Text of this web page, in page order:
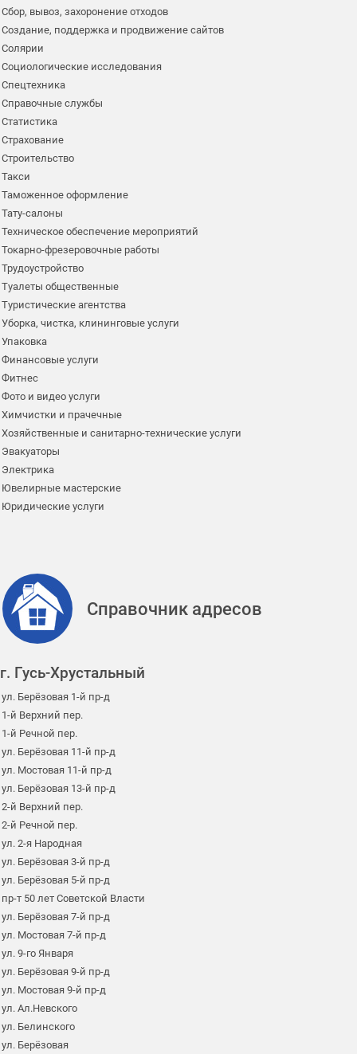
Сбор, вывоз, захоронение отходов
Создание, поддержка и продвижение сайтов
Солярии
Социологические исследования
Спецтехника
Справочные службы
Статистика
Страхование
Строительство
Такси
Таможенное оформление
Тату-салоны
Техническое обеспечение мероприятий
Токарно-фрезеровочные работы
Трудоустройство
Туалеты общественные
Туристические агентства
Уборка, чистка, клининговые услуги
Упаковка
Финансовые услуги
Фитнес
Фото и видео услуги
Химчистки и прачечные
Хозяйственные и санитарно-технические услуги
Эвакуаторы
Электрика
Ювелирные мастерские
Юридические услуги
Справочник адресов
г. Гусь-Хрустальный
ул. Берёзовая 1-й пр-д
1-й Верхний пер.
1-й Речной пер.
ул. Берёзовая 11-й пр-д
ул. Мостовая 11-й пр-д
ул. Берёзовая 13-й пр-д
2-й Верхний пер.
2-й Речной пер.
ул. 2-я Народная
ул. Берёзовая 3-й пр-д
ул. Берёзовая 5-й пр-д
пр-т 50 лет Советской Власти
ул. Берёзовая 7-й пр-д
ул. Мостовая 7-й пр-д
ул. 9-го Января
ул. Берёзовая 9-й пр-д
ул. Мостовая 9-й пр-д
ул. Ал.Невского
ул. Белинского
ул. Берёзовая